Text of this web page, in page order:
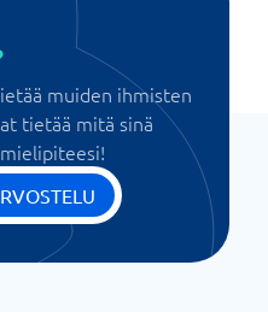
muiden ihmisten
tietää mitä sinä